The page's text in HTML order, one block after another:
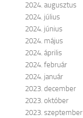
2024. augusztus
2024. július
2024. június
2024. május
2024. április
2024. február
2024. január
2023. december
2023. október
2023. szeptember